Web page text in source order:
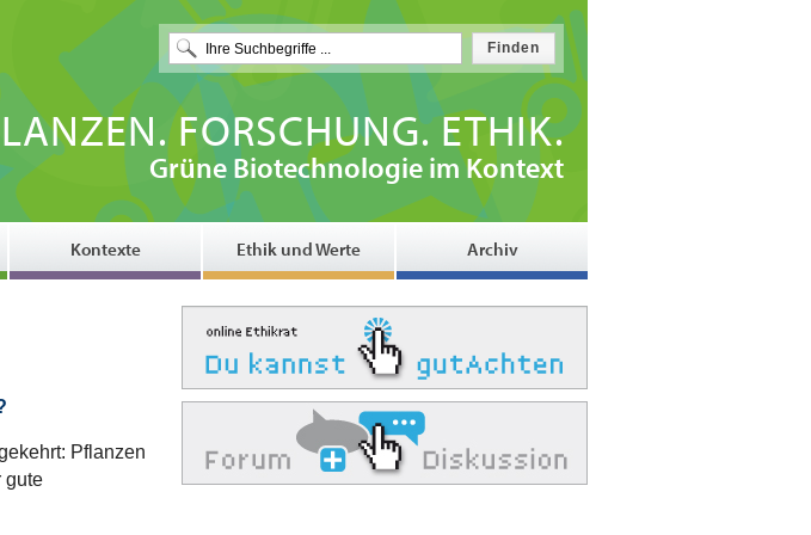
FORSCHUNG. ETHIK.
Grüne Biotechnologie im Kontext
Kontexte Ethik und Werte Archiv
Pflanzen
gute